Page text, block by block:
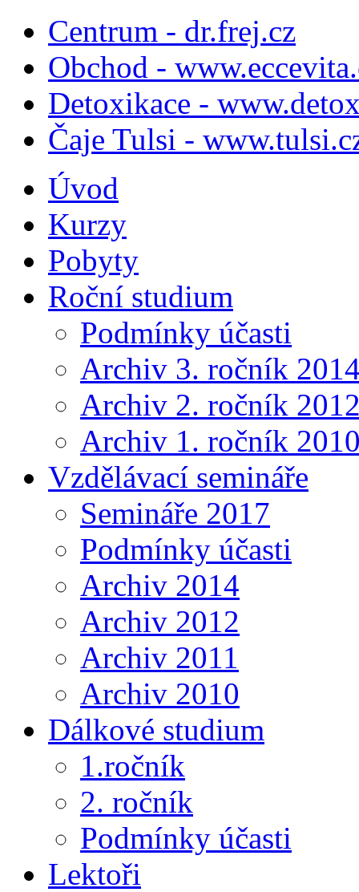
Centrum - dr.frej.cz
Obchod -
Detoxikace -
Čaje Tulsi -
Úvod
Kurzy
Pobyty
Roční studium
Podmínky účasti
Archiv 3. ročník
Archiv 2. ročník
Archiv 1. ročník
Vzdělávací semináře
Semináře 2017
Podmínky účasti
Archiv 2014
Archiv 2012
Archiv 2011
Archiv 2010
Dálkové studium
1.ročník
2. ročník
Podmínky účasti
Lektoři